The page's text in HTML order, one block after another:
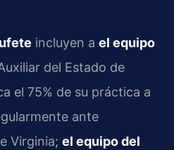
incluyen a el equipo
del Estado de
el 75% de su práctica a
ante
Virginia; el equipo del